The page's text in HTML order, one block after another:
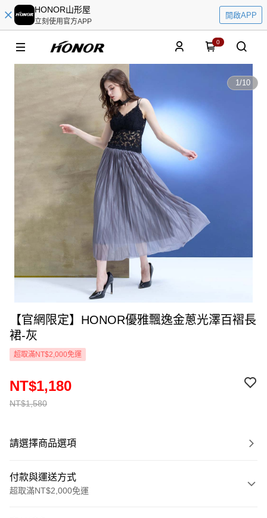
HONOR山形屋
立刻使用官方APP
開啟APP
0
1/10
【官網限定】HONOR優雅飄逸金蔥光澤百褶長
裙-灰
超取滿NT$2,000免運
NT$1,580
NT$1,180
請選擇商品選項
付款與運送方式
超取滿NT$2,000免運